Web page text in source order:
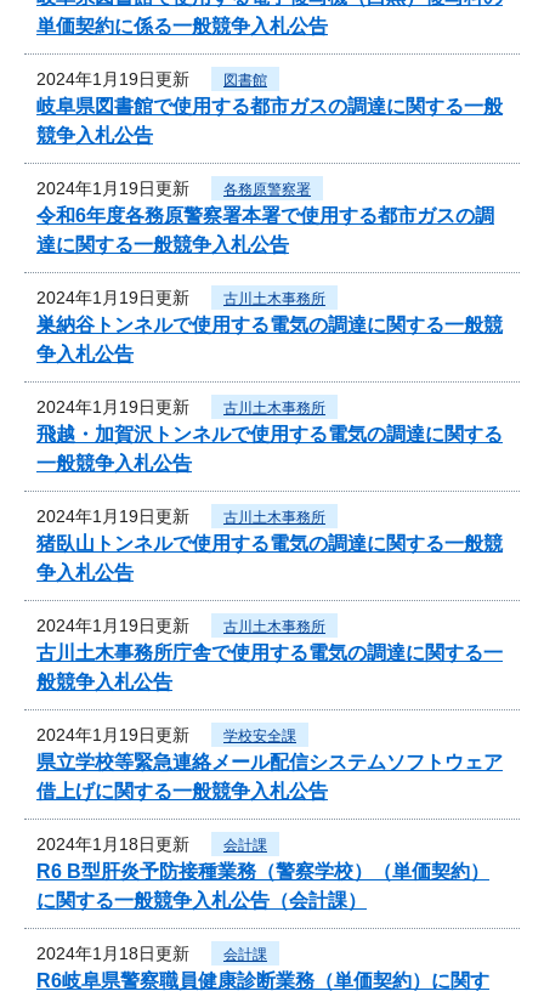
単価契約に係る一般競争入札公告
2024年1月19日更新 図書館
岐阜県図書館で使用する都市ガスの調達に関する一般
競争入札公告
2024年1月19日更新 各務原警察署
令和6年度各務原警察署本署で使用する都市ガスの調
達に関する一般競争入札公告
2024年1月19日更新 古川土木事務所
巣納谷トンネルで使用する電気の調達に関する一般競
争入札公告
2024年1月19日更新 古川土木事務所
飛越・加賀沢トンネルで使用する電気の調達に関する
一般競争入札公告
2024年1月19日更新 古川土木事務所
猪臥山トンネルで使用する電気の調達に関する一般競
争入札公告
2024年1月19日更新 古川土木事務所
古川土木事務所庁舎で使用する電気の調達に関する一
般競争入札公告
2024年1月19日更新 学校安全課
県立学校等緊急連絡メール配信システムソフトウェア
借上げに関する一般競争入札公告
2024年1月18日更新 会計課
R6 B型肝炎予防接種業務（警察学校）（単価契約）
に関する一般競争入札公告（会計課）
2024年1月18日更新 会計課
R6岐阜県警察職員健康診断業務（単価契約）に関す